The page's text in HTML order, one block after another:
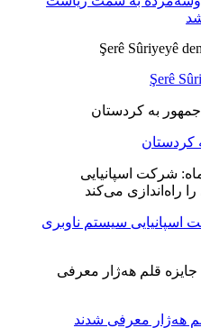
Şerê
کردستان
سیستم ناوبری
هه‌ژار معرفی شدند